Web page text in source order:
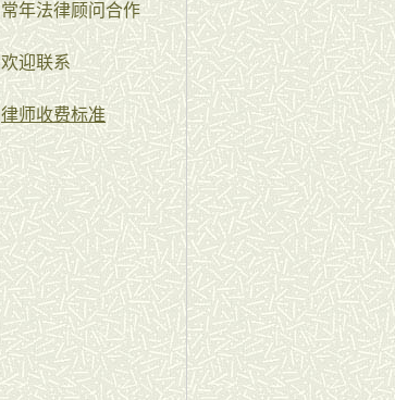
常年法律顾问合作
欢迎联系
律师收费标准